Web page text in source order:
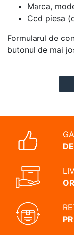
Marca,
Cod piesa
Formularul de
butonul de mai